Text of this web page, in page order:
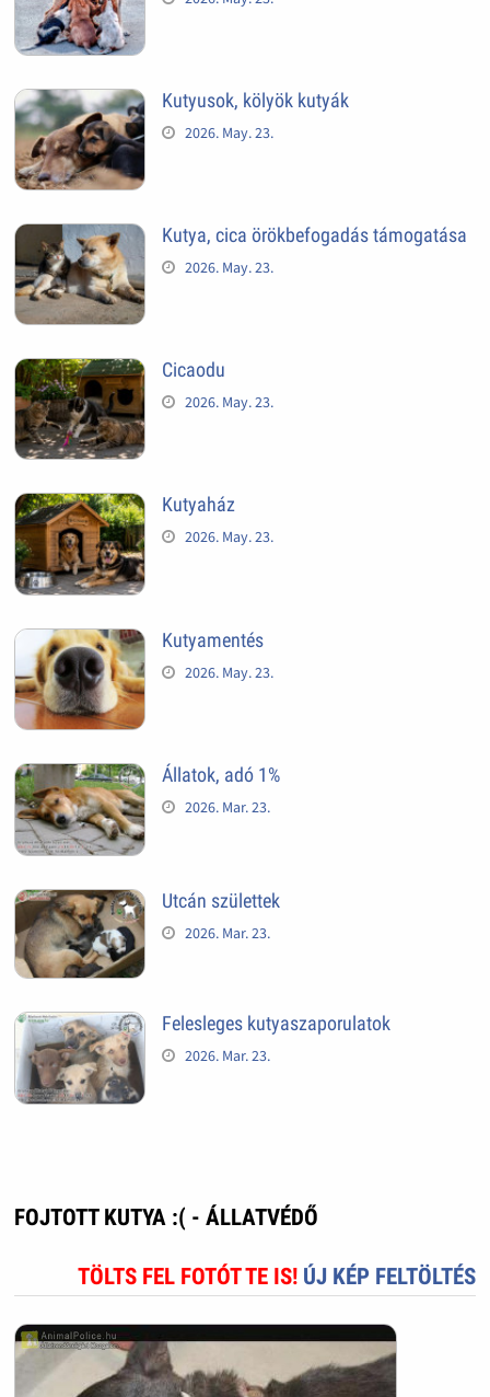
Kutyusok, kölyök kutyák
2026. May. 23.
Kutya, cica örökbefogadás támogatása
2026. May. 23.
Cicaodu
2026. May. 23.
Kutyaház
2026. May. 23.
Kutyamentés
2026. May. 23.
Állatok, adó 1%
2026. Mar. 23.
Utcán születtek
2026. Mar. 23.
Felesleges kutyaszaporulatok
2026. Mar. 23.
FOJTOTT KUTYA :( - ÁLLATVÉDŐ
TÖLTS FEL FOTÓT TE IS! ÚJ KÉP FELTÖLTÉS